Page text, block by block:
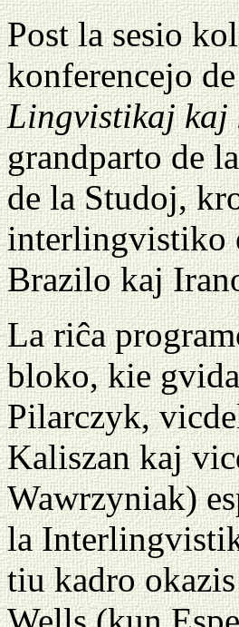
Post la sesio
konferencejo
Lingvistikaj kaj
grandparto de
de la Studoj,
interlingvistiko
Brazilo kaj
La riĉa
bloko, kie
Pilarczyk,
Kaliszan kaj
Wawrzyniak)
la
tiu kadro